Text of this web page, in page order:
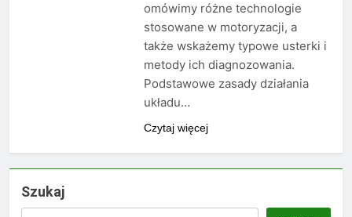
omówimy różne technologie
stosowane w motoryzacji, a
także wskażemy typowe usterki i
metody ich diagnozowania.
Podstawowe zasady działania
układu…
Czytaj więcej
Szukaj